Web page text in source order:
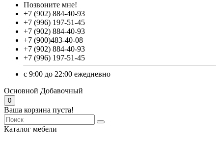
Позвоните мне!
+7 (902) 884-40-93
+7 (996) 197-51-45
+7 (902) 884-40-93
+7 (900)483-40-08
+7 (902) 884-40-93
+7 (996) 197-51-45
с 9:00 до 22:00 ежедневно
Основной Добавочный
0
Ваша корзина пуста!
Каталог мебели